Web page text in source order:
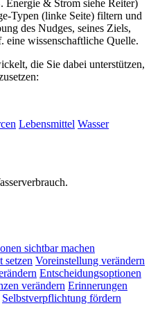
& Strom siehe Reiter)
Typen (linke Seite) filtern und
des Nudges, seines Ziels,
eine wissenschaftliche Quelle.
die Sie dabei unterstützen,
Lebensmittel Wasser
sichtbar machen
setzen Voreinstellung verändern
Entscheidungsoptionen
verändern Erinnerungen
Selbstverpflichtung fördern